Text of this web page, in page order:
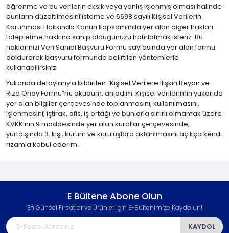
öğrenme ve bu verilerin eksik veya yanlış işlenmiş olması halinde
bunların düzeltilmesini isteme ve 6698 sayılı Kişisel Verilerin
Korunması Hakkında Kanun kapsamında yer alan diğer hakları
talep etme hakkına sahip olduğunuzu hatırlatmak isteriz. Bu
haklarınızı Veri Sahibi Başvuru Formu sayfasında yer alan formu
doldurarak başvuru formunda belirtilen yöntemlerle
kullanabilirsiniz.
Yukarıda detaylarıyla bildirilen “Kişisel Verilere İlişkin Beyan ve
Rıza Onay Formu”nu okudum, anladım. Kişisel verilerimin yukarıda
yer alan bilgiler çerçevesinde toplanmasını, kullanılmasını,
işlenmesini, iştirak, ofis, iş ortağı ve bunlarla sınırlı olmamak üzere
KVKK’nın 9 maddesinde yer alan kurallar çerçevesinde,
yurtdışında 3. kişi, kurum ve kuruluşlara aktarılmasını açıkça kendi
rızamla kabul ederim.
E Bültene Abone Olun
En Güncel Fırsatlar ve Ürünler İçin E-Bültenimize Kaydolun!
KAYDOL